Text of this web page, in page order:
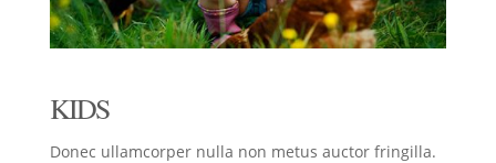
KIDS
Donec ullamcorper nulla non metus auctor fringilla.